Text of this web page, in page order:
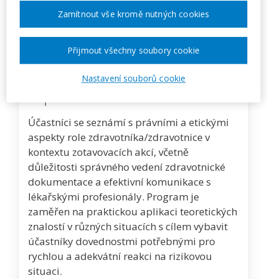
5490 Kč
Zobrazit akci na webu pořadatele
Účastníci se seznámí s právními a etickými
aspekty role zdravotníka/zdravotnice v
kontextu zotavovacích akcí, včetně
důležitosti správného vedení zdravotnické
dokumentace a efektivní komunikace s
lékařskými profesionály. Program je
zaměřen na praktickou aplikaci teoretických
znalostí v různých situacích s cílem vybavit
účastníky dovednostmi potřebnými pro
rychlou a adekvátní reakci na rizikovou
situaci.
Nastavení souborů cookie
Zamítnout vše kromě nutných cookies
Přijmout všechny soubory cookie